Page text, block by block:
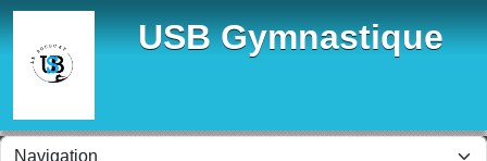
USB Gymnastique
Panneau de gestion des cookies